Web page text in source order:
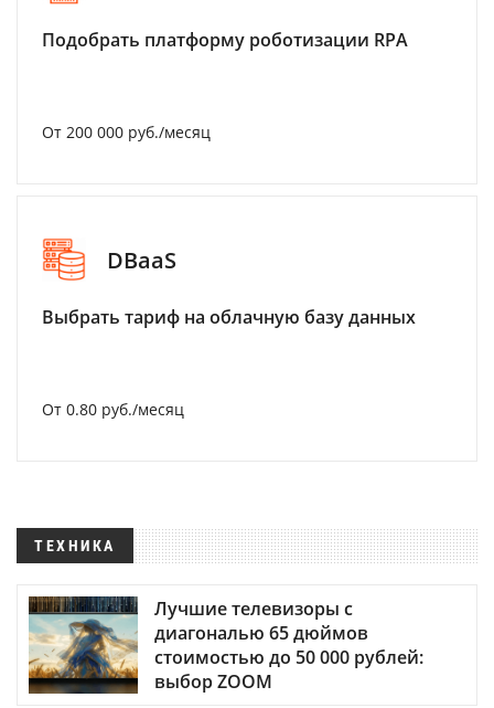
Подобрать платформу роботизации RPA
От 200 000 руб./месяц
DBaaS
Выбрать тариф на облачную базу данных
От 0.80 руб./месяц
ТЕХНИКА
Лучшие телевизоры с
диагональю 65 дюймов
стоимостью до 50 000 рублей:
выбор ZOOM